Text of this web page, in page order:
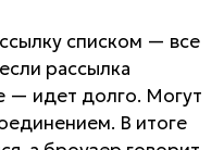
списком — все
рассылка
— идет долго. Могут
В итоге